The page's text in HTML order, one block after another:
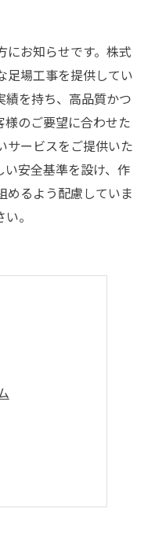
にお知らせです。株式
足場工事を提供してい
績を持ち、高品質かつ
のご要望に合わせた
サービスをご提供いた
い安全基準を設け、作
めるよう配慮していま
。